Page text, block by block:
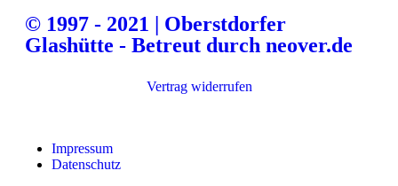
© 1997 - 2021 | Oberstdorfer
Glashütte - Betreut durch neover.de
Vertrag widerrufen
Impressum
Datenschutz